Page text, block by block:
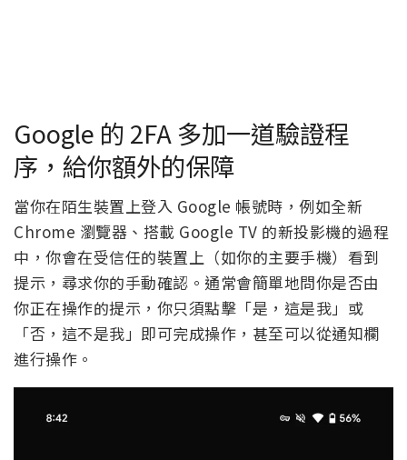
Google 的 2FA 多加一道驗證程
序，給你額外的保障
當你在陌生裝置上登入 Google 帳號時，例如全新
Chrome 瀏覽器、搭載 Google TV 的新投影機的過程
中，你會在受信任的裝置上（如你的主要手機）看到
提示，尋求你的手動確認。通常會簡單地問你是否由
你正在操作的提示，你只須點擊「是，這是我」或
「否，這不是我」即可完成操作，甚至可以從通知欄
進行操作。